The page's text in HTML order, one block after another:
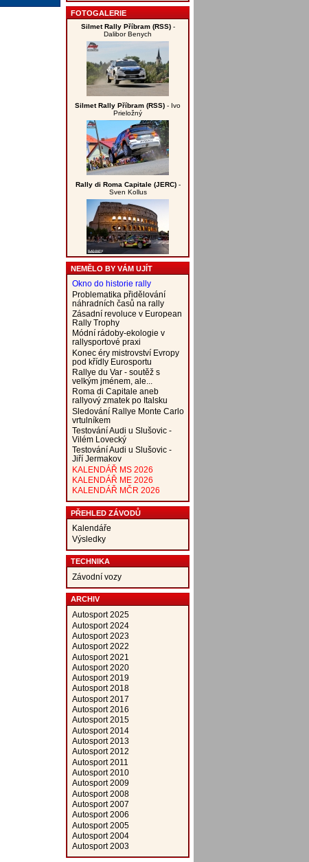
FOTOGALERIE
Silmet Rally Příbram (RSS)-
Dalibor Benych
Silmet Rally Příbram (RSS) - Ivo
Prieložný
Rally di Roma Capitale (JERC)-
Sven Kollus
NEMĚLO BY VÁM UJÍT
Okno do historie rally
Problematika přidělování
náhradních časů na rally
Zásadní revoluce v European
Rally Trophy
Módní rádoby-ekologie v
rallysportové praxi
Konec éry mistrovství Evropy
pod křídly Eurosportu
Rallye du Var - soutěž s
velkým jménem, ale...
Roma di Capitale aneb
rallyový zmatek po Italsku
Sledování Rallye Monte Carlo
vrtulníkem
Testování Audi u Slušovic -
Vilém Lovecký
Testování Audi u Slušovic -
Jiří Jermakov
KALENDÁŘ MS 2026
KALENDÁŘ ME 2026
KALENDÁŘ MČR 2026
PŘEHLED ZÁVODŮ
Kalendáře
Výsledky
TECHNIKA
Závodní vozy
ARCHIV
Autosport 2025
Autosport 2024
Autosport 2023
Autosport 2022
Autosport 2021
Autosport 2020
Autosport 2019
Autosport 2018
Autosport 2017
Autosport 2016
Autosport 2015
Autosport 2014
Autosport 2013
Autosport 2012
Autosport 2011
Autosport 2010
Autosport 2009
Autosport 2008
Autosport 2007
Autosport 2006
Autosport 2005
Autosport 2004
Autosport 2003